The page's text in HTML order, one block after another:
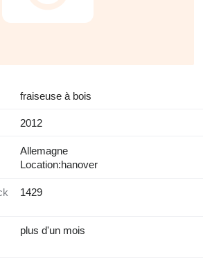
fraiseuse à bois
2012
Allemagne
Location:hanover
1429
plus d'un mois